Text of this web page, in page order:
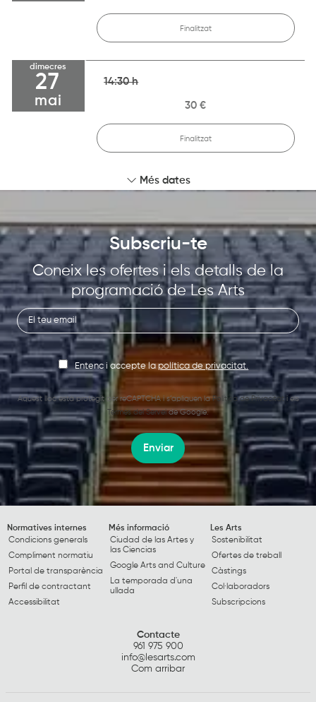
Finalitzat
dimecres
27
mai
14:30 h
30 €
Finalitzat
Més dates
Subscriu-te
Coneix les ofertes i els detalls de la
programació de Les Arts
Entenc i accepte lapolítica de privacitat.
Aquest lloc està protegit per reCAPTCHA i s’apliquen laPolítica de Privacitati els
Termes del Serveide Google.
Enviar
Normatives internes
Condicions generals
Compliment normatiu
Portal de transparència
Perfil de contractant
Accessibilitat
Més informació
Ciudad de las Artes y
las Ciencias
Google Arts and Culture
La temporada d'una
ullada
Les Arts
Sostenibilitat
Ofertes de treball
Càstings
Col·laboradors
Subscripcions
Contacte
961 975 900
info@lesarts.com
Com arribar